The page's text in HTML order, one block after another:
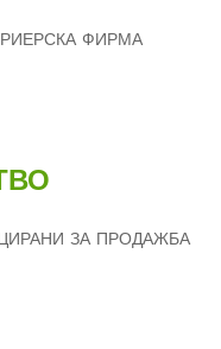
ФИРМА
ЗА ПРОДАЖБА